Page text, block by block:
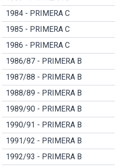
1984 - PRIMERA C
1985 - PRIMERA C
1986 - PRIMERA C
1986/87 - PRIMERA B
1987/88 - PRIMERA B
1988/89 - PRIMERA B
1989/90 - PRIMERA B
1990/91 - PRIMERA B
1991/92 - PRIMERA B
1992/93 - PRIMERA B